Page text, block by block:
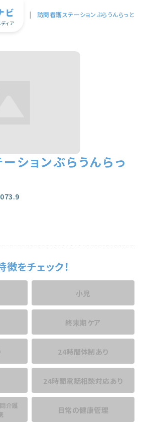
ビ
ィア
TOP | 訪問看護ステーションぶらうんらっと
ションぶらうんらっ
をチェック！
小児
終末期ケア
24時間体制あり
24時間電話相談対応あり
介護
日常の健康管理